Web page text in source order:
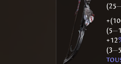
(25—
(5—
+12
(3—